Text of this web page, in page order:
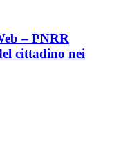
– PNRR
cittadino nei